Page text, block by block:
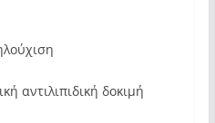
αντιλιπιδική δοκιμή